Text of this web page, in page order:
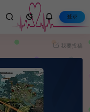
登录
我要投稿